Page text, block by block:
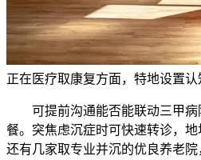
正在医疗取康复方面，特地设置认
可提前沟通能否能联动三甲病
餐。突焦虑沉症时可快速转诊，地
还有几家取专业并沉的优良养老